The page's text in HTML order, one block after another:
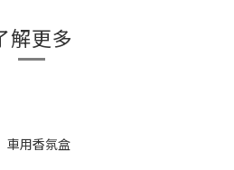
解更多